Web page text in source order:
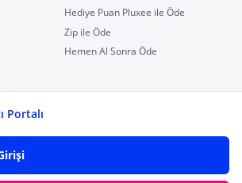
Hediye Puan Pluxee ile Öde
Zip ile Öde
Hemen Al Sonra Öde
Portalı